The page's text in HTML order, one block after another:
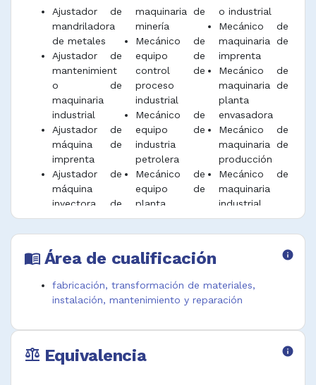
rodamientos, entre otros.
Desempeñar funciones afines.
Ajustador de
mandriladora
de metales
Ajustador de
mantenimient
o de
maquinaria
industrial
Ajustador de
máquina de
imprenta
Ajustador de
máquina
inyectora de
plástico
Ajustador de
máquinas de
labra madera
máquinas fijas
Ajustador de
Ajustador de
turbinas en
maquinaria de
minería
Mecánico de
equipo de
control de
proceso
industrial
Mecánico de
equipo de
industria
petrolera
Mecánico de
equipo de
planta
Mecánico de
equipo de
industrial
equipo de
procesamient
equipo de
o industrial
Mecánico de
maquinaria de
imprenta
Mecánico de
maquinaria de
planta
envasadora
Mecánico de
maquinaria de
producción
Mecánico de
maquinaria
industrial
Mecánico de
maquinaria y
máquinas de
trabajo del
máquinas de
menu_book Área de cualificación info
fabricación, transformación de materiales,
instalación, mantenimiento y reparación
balance Equivalencia info